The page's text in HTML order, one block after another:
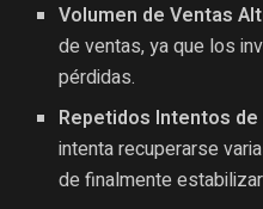
Volumen de Ventas
de ventas, ya que los
pérdidas.
Repetidos Intentos
intenta recuperarse
de finalmente